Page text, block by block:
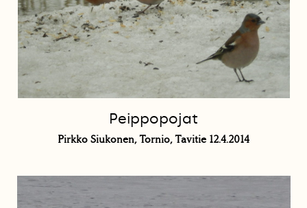
Peippopojat
Pirkko Siukonen, Tornio, Tavitie 12.4.2014